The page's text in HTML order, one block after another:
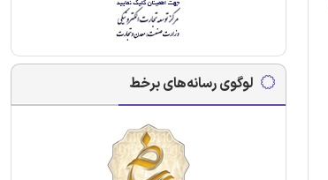
لوگوی رسانه‌های برخط